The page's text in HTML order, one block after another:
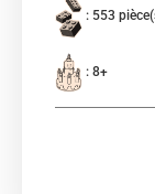
: 553
: 8+